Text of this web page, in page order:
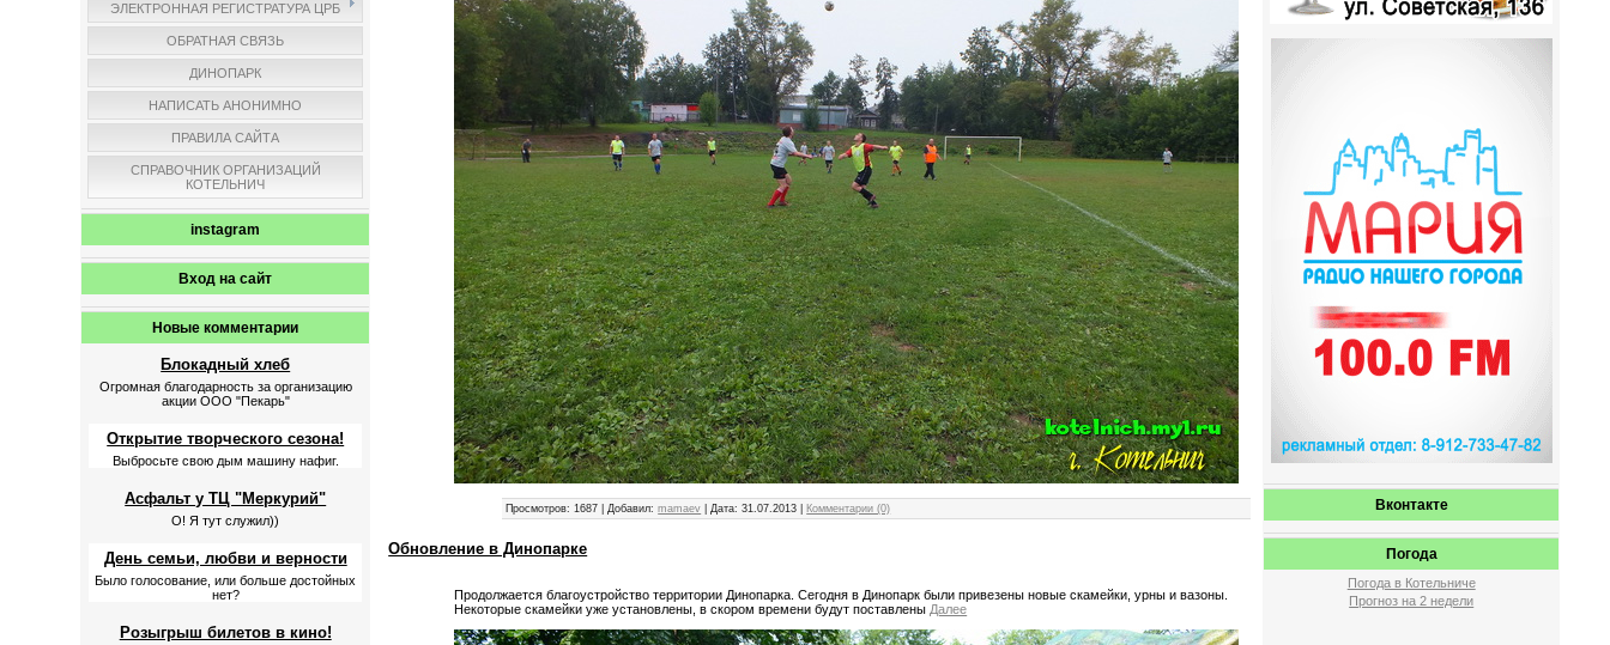
ЭЛЕКТРОННАЯ РЕГИСТРАТУРА ЦРБ
ОБРАТНАЯ СВЯЗЬ
ДИНОПАРК
НАПИСАТЬ АНОНИМНО
ПРАВИЛА САЙТА
СПРАВОЧНИК ОРГАНИЗАЦИЙ
КОТЕЛЬНИЧ
instagram
Вход на сайт
Новые комментарии
Блокадный хлеб
Огромная благодарность за организацию
акции ООО "Пекарь"
Открытие творческого сезона!
Выбросьте свою дым машину нафиг.
Асфальт у ТЦ "Меркурий"
О! Я тут служил))
День семьи, любви и верности
Было голосование, или больше достойных
нет?
Розыгрыш билетов в кино!
Просмотров: 1687 | Добавил:mamaev | Дата:31.07.2013 Комментарии (0)
Обновление в Динопарке
Продолжается благоустройство территории Динопарка. Сегодня в Динопарк были привезены новые скамейки, урны и вазоны.
Некоторые скамейки уже установлены, в скором времени будут поставленыДалее
Вконтакте
Погода
Погода в Котельниче
Прогноз на 2 недели